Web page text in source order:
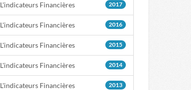
L'indicateurs Financières 2017
L'indicateurs Financières 2016
L'indicateurs Financières 2015
L'indicateurs Financières 2014
L'indicateurs Financières 2013